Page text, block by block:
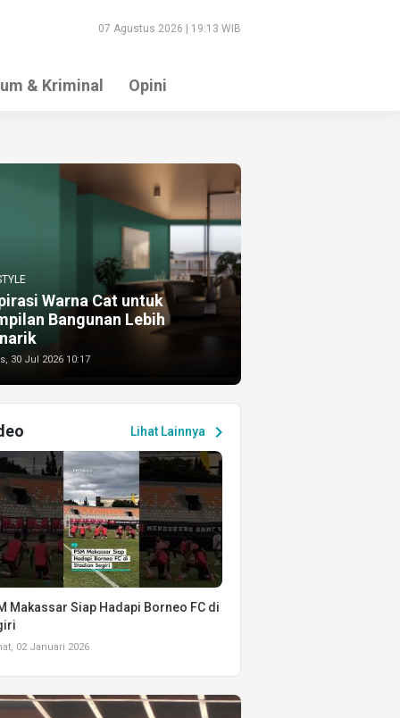
07 Agustus 2026 | 19:13 WIB
& Kriminal Opini
Warna Cat untuk
Bangunan Lebih
30 Jul 2026 10:17
Lihat Lainnya chevron_right
Makassar Siap Hadapi Borneo FC di
02 Januari 2026